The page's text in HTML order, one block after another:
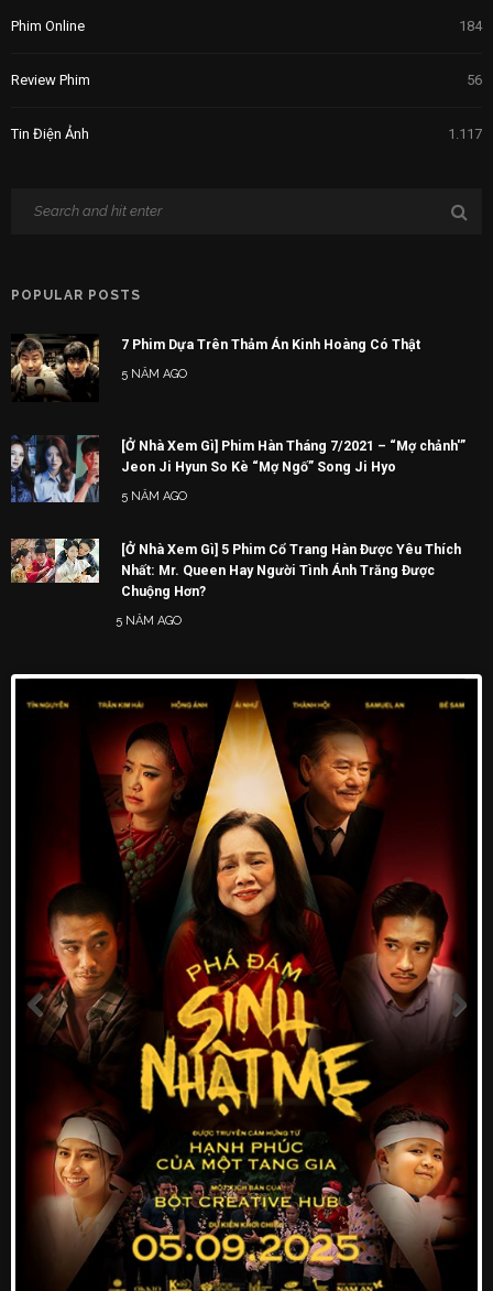
Phim Online 184
Review Phim 56
Tin Điện Ảnh 1.117
POPULAR POSTS
7 Phim Dựa Trên Thảm Án Kinh Hoàng Có Thật
5 NĂM AGO
[Ở Nhà Xem Gì] Phim Hàn Tháng 7/2021 – “Mợ chảnh'”
Jeon Ji Hyun So Kè “Mợ Ngố” Song Ji Hyo
5 NĂM AGO
[Ở Nhà Xem Gì] 5 Phim Cổ Trang Hàn Được Yêu Thích
Nhất: Mr. Queen Hay Người Tình Ánh Trăng Được
Chuộng Hơn?
5 NĂM AGO